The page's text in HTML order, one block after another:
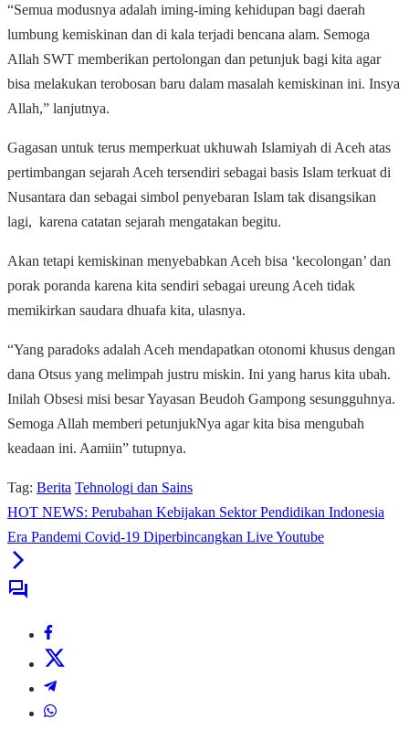
“Semua modusnya adalah iming-iming kehidupan bagi daerah
lumbung kemiskinan dan di kala terjadi bencana alam. Semoga
Allah SWT memberikan pertolongan dan petunjuk bagi kita agar
bisa melakukan terobosan baru dalam masalah kemiskinan ini. Insya
Allah,” lanjutnya.
Gagasan untuk terus memperkuat ukhuwah Islamiyah di Aceh atas
pertimbangan sejarah Aceh tersendiri sebagai basis Islam terkuat di
Nusantara dan sebagai simbol penyebaran Islam tak disangsikan
lagi, karena catatan sejarah mengatakan begitu.
Akan tetapi kemiskinan menyebabkan Aceh bisa ‘kecolongan’ dan
porak poranda karena kita sendiri sebagai ureung Aceh tidak
memikirkan saudara dhuafa kita, ulasnya.
“Yang paradoks adalah Aceh mendapatkan otonomi khusus dengan
dana Otsus yang melimpah justru miskin. Ini yang harus kita ubah.
Inilah Obsesi misi besar Yayasan Beudoh Gampong sesungguhnya.
Semoga Allah memberi petunjukNya agar kita bisa mengubah
keadaan ini. Aamiin” tutupnya.
Tag: Berita Tehnologi dan Sains
HOT NEWS: Perubahan Kebijakan Sektor Pendidikan Indonesia
Era Pandemi Covid-19 Diperbincangkan Live Youtube